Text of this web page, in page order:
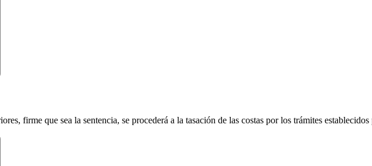
firme que sea la sentencia, se procederá a la tasación de las costas por los trámites